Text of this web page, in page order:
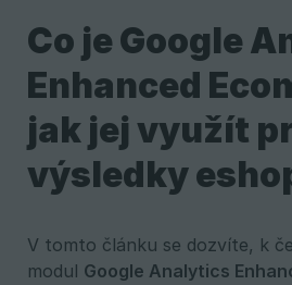
Co je Google
Enhanced
jak jej využít
výsledky
V tomto článku se dozvíte, k
modul Google Analytics